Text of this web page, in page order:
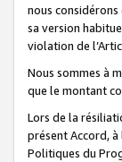
nous
sa version
violation de
Nous sommes à
que le montant
Lors de la
présent Accord,
Politiques du